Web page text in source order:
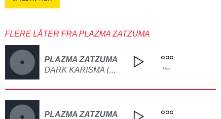
FLERE LÅTER FRA PLAZMA ZATZUMA
PLAZMA ZATZUMA
DARK KARISMA (D.I.M.N.) DEL
PLAZMA ZATZUMA